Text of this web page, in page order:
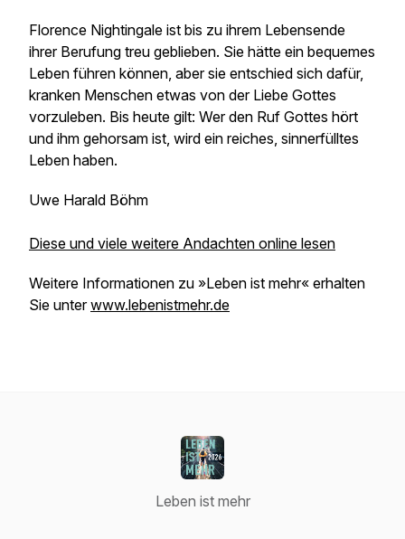
Florence Nightingale ist bis zu ihrem Lebensende
ihrer Berufung treu geblieben. Sie hätte ein bequemes
Leben führen können, aber sie entschied sich dafür,
kranken Menschen etwas von der Liebe Gottes
vorzuleben. Bis heute gilt: Wer den Ruf Gottes hört
und ihm gehorsam ist, wird ein reiches, sinnerfülltes
Leben haben.
Uwe Harald Böhm
Diese und viele weitere Andachten online lesen
Weitere Informationen zu »Leben ist mehr« erhalten
Sie unterwww.lebenistmehr.de
Leben ist mehr